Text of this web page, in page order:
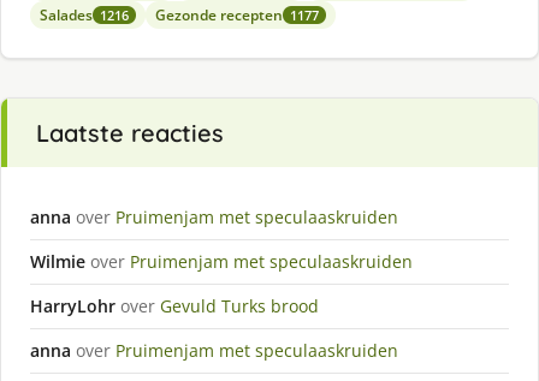
Salades 1216 Gezonde recepten 1177
Laatste reacties
anna over Pruimenjam met speculaaskruiden
Wilmie over Pruimenjam met speculaaskruiden
HarryLohr over Gevuld Turks brood
anna over Pruimenjam met speculaaskruiden